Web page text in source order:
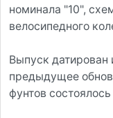
номинала "10",
велосипедного
Выпуск
предыдущее
фунтов